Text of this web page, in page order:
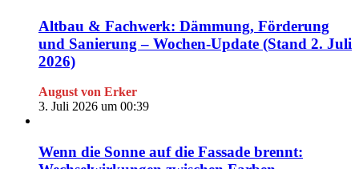
Altbau & Fachwerk: Dämmung, Förderung
und Sanierung – Wochen-Update (Stand 2. Juli
2026)
August von Erker
3. Juli 2026 um 00:39
Wenn die Sonne auf die Fassade brennt: